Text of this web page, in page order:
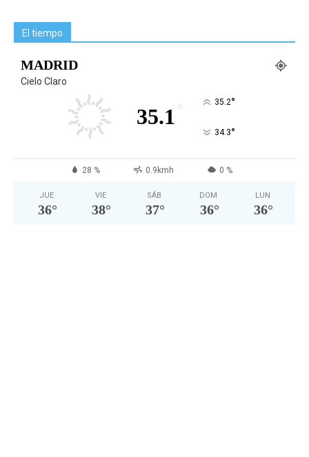
El tiempo
MADRID
Cielo Claro
35.1 ° 35.2°
34.3°
28 % 0.9kmh 0 %
JUE
36°
VIE
38°
SÁB
37°
DOM
36°
LUN
36°